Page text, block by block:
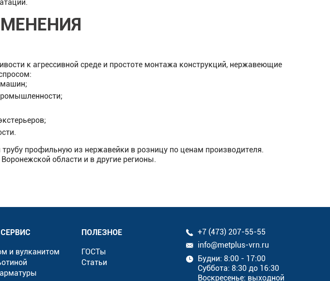
к агрессивной среде и простоте монтажа конструкций, нержавеющие
машин;
профильную из нержавейки в розницу по ценам производителя.
области и в другие регионы.
и вулканитом
ПОЛЕЗНОЕ
ГОСТы
Статьи
+7 (473) 207-55-55
info@metplus-vrn.ru
Будни: 8:00 - 17:00
Суббота: 8:30 до 16:30
Воскресенье: выходной